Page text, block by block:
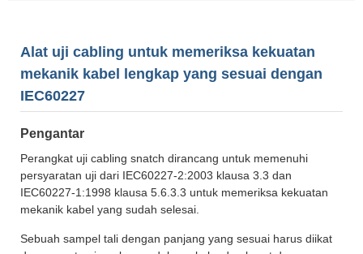
Alat uji cabling untuk memeriksa kekuatan
mekanik kabel lengkap yang sesuai dengan
IEC60227
Pengantar
Perangkat uji cabling snatch dirancang untuk memenuhi
persyaratan uji dari IEC60227-2:2003 klausa 3.3 dan
IEC60227-1:1998 klausa 5.6.3.3 untuk memeriksa kekuatan
mekanik kabel yang sudah selesai.
Sebuah sampel tali dengan panjang yang sesuai harus diikat